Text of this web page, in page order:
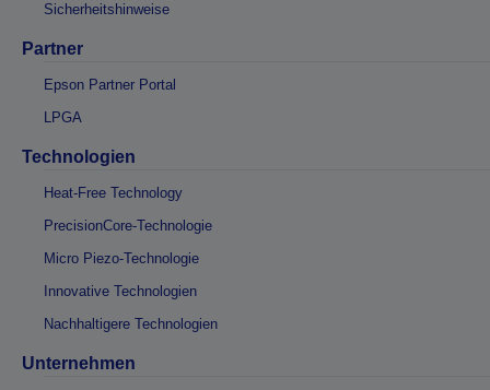
Sicherheitshinweise
Partner
Epson Partner Portal
LPGA
Technologien
Heat-Free Technology
PrecisionCore-Technologie
Micro Piezo-Technologie
Innovative Technologien
Nachhaltigere Technologien
Unternehmen